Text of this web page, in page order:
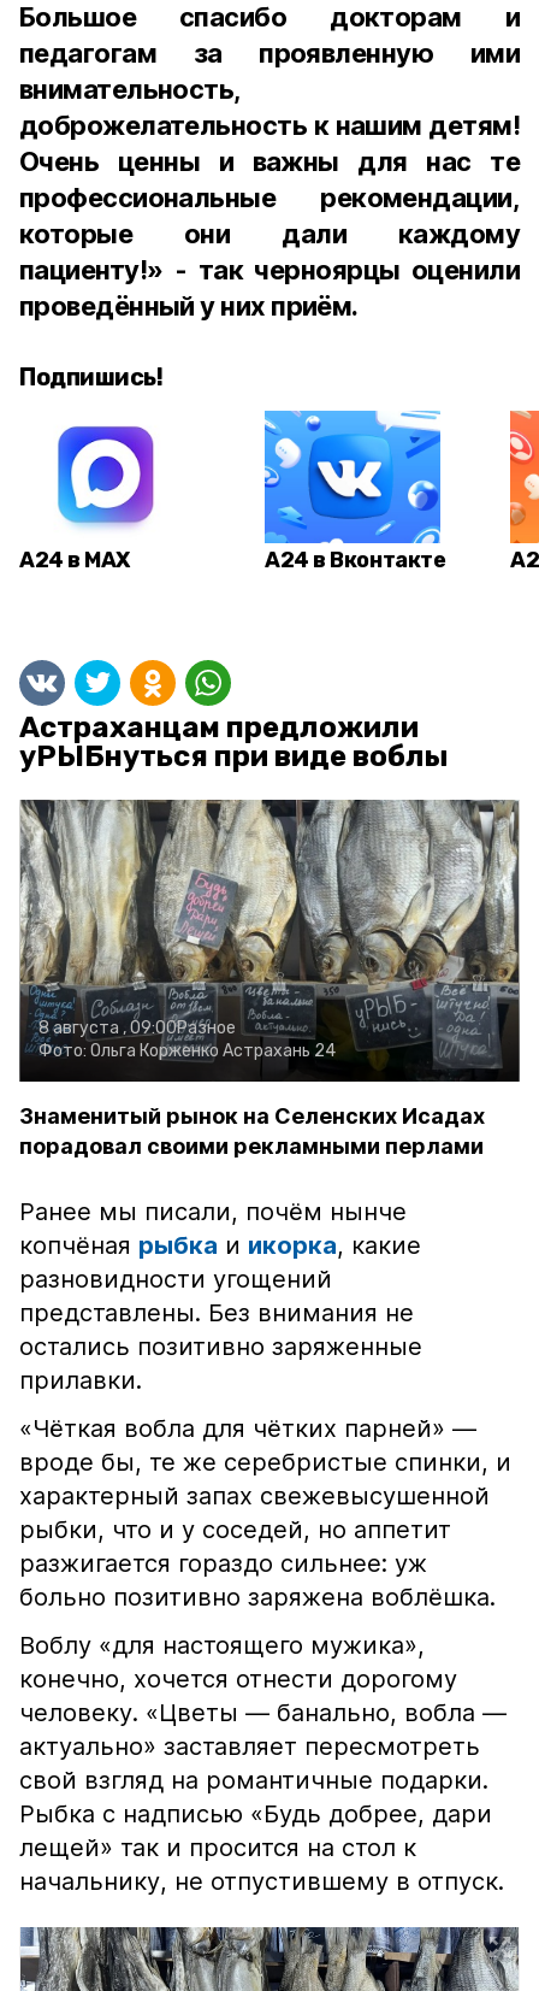
Большое спасибо докторам и
педагогам за проявленную ими
внимательность,
доброжелательность к нашим детям!
Очень ценны и важны для нас те
профессиональные рекомендации,
которые они дали каждому
пациенту!» - так черноярцы оценили
проведённый у них приём.
Подпишись!
А24 в MAX А24 в Вконтакте
Астраханцам предложили
уРЫБнуться при виде воблы
8 августа , 09:00Разное
Фото: Ольга Корженко Астрахань 24
Знаменитый рынок на Селенских Исадах
порадовал своими рекламными перлами
Ранее мы писали, почём нынче
копчёная рыбка и икорка, какие
разновидности угощений
представлены. Без внимания не
остались позитивно заряженные
прилавки.
«Чёткая вобла для чётких парней» —
вроде бы, те же серебристые спинки, и
характерный запах свежевысушенной
рыбки, что и у соседей, но аппетит
разжигается гораздо сильнее: уж
больно позитивно заряжена воблёшка.
Воблу «для настоящего мужика»,
конечно, хочется отнести дорогому
человеку. «Цветы — банально, вобла —
актуально» заставляет пересмотреть
свой взгляд на романтичные подарки.
Рыбка с надписью «Будь добрее, дари
лещей» так и просится на стол к
начальнику, не отпустившему в отпуск.